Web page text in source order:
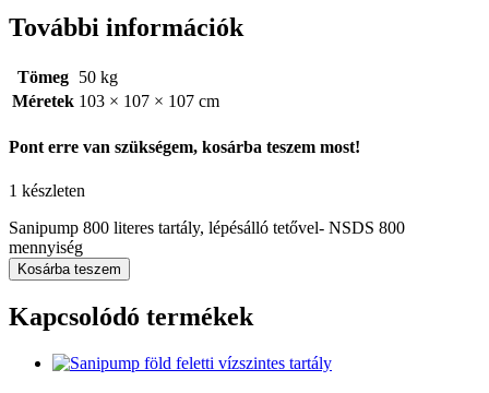
További információk
Tömeg 50 kg
Méretek 103 × 107 × 107 cm
Pont erre van szükségem, kosárba teszem most!
1 készleten
Sanipump 800 literes tartály, lépésálló tetővel- NSDS 800
mennyiség
Kosárba teszem
Kapcsolódó termékek